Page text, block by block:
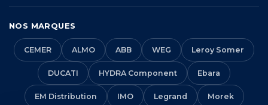
NOS MARQUES
CEMER ALMO ABB WEG Leroy Somer
DUCATI HYDRA Component Ebara
EM Distribution IMO Legrand Morek